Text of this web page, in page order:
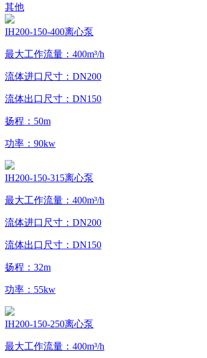
其他
IH200-150-400离心泵
最大工作流量：400m³/h
流体进口尺寸：DN200
流体出口尺寸：DN150
扬程：50m
功率：90kw
IH200-150-315离心泵
最大工作流量：400m³/h
流体进口尺寸：DN200
流体出口尺寸：DN150
扬程：32m
功率：55kw
IH200-150-250离心泵
最大工作流量：400m³/h